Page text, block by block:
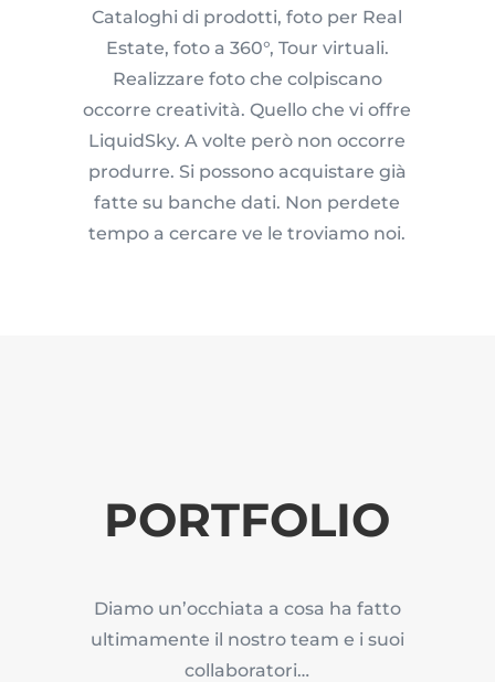
Cataloghi di prodotti, foto per Real
Estate, foto a 360°, Tour virtuali.
Realizzare foto che colpiscano
occorre creatività. Quello che vi offre
LiquidSky. A volte però non occorre
produrre. Si possono acquistare già
fatte su banche dati. Non perdete
tempo a cercare ve le troviamo noi.
PORTFOLIO
Diamo un’occhiata a cosa ha fatto
ultimamente il nostro team e i suoi
collaboratori…